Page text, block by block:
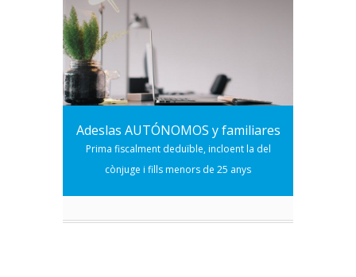
Adeslas AUTÓNOMOS y familiares
Prima fiscalment deduïble, incloent la del
cònjuge i fills menors de 25 anys